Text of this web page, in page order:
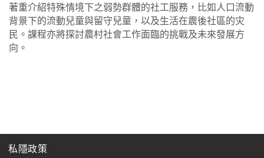
著重介紹特殊情境下之弱勢群體的社工服務，比如人口流動
背景下的流動兒童與留守兒童，以及生活在震後社區的灾
民。課程亦將探討農村社會工作面臨的挑戰及未來發展方
向。
私隱政策